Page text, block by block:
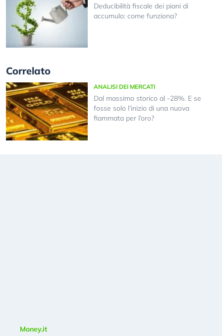
Deducibilità fiscale dei piani di
accumulo: come funziona?
Correlato
ANALISI DEI MERCATI
Dal massimo storico al -28%. E se
fosse solo l’inizio di una nuova
fiammata per l’oro?
Money.it